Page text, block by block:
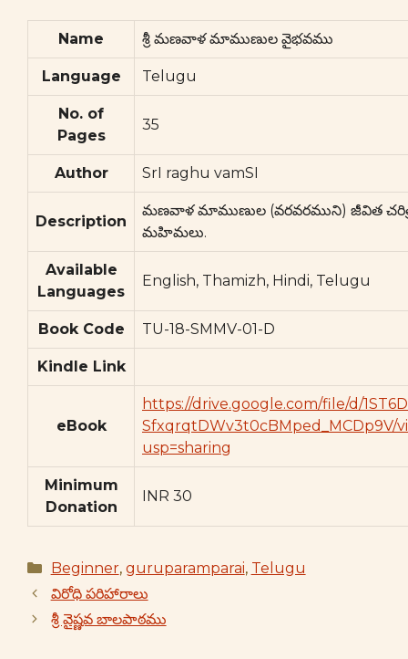
Name శ్రీ మణవాళ మాముణుల వైభవము
Language Telugu
No. of
Pages
35
Author SrI raghu vamSI
Description
మణవాళ మాముణుల (వరవరముని) జీవిత
మహిమలు.
Available
Languages
English, Thamizh, Hindi, Telugu
Book Code TU-18-SMMV-01-D
Kindle Link
eBook
https://drive.google.com/file/d/
SfxqrqtDWv3t0cBMped_MCDp9V/
usp=sharing
Minimum
Donation
INR 30
Categories
Beginner, guruparamparai, Telugu
విరోధి పరిహారాలు
శ్రీ వైష్ణవ బాలపాఠము